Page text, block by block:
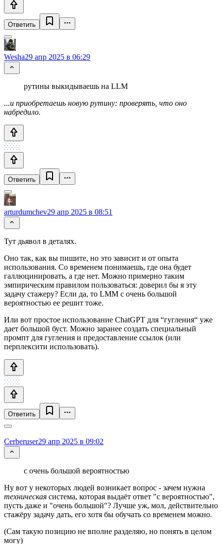
Ответить
Wesha29 апр 2025 в 06:29
рутины выкидываешь на LLM
...и приобретаешь новую рутину: проверять, что оно
набредило.
Ответить
arturdumchev29 апр 2025 в 08:51
Тут дьявол в деталях.
Оно так, как вы пишите, но это зависит и от опыта
использования. Со временем понимаешь, где она будет
галлюцинировать, а где нет. Можно примерно таким
эмпирическим правилом пользоваться: доверил бы я эту
задачу стажеру? Если да, то LMM с очень большой
вероятностью ее решит тоже.
Или вот простое использование ChatGPT для “гугления“ уже
дает большой буст. Можно заранее создать специальный
промпт для гугления и предоставление ссылок (или
перплексити использовать).
Ответить
Cerberuser29 апр 2025 в 09:02
с очень большой вероятностью
Ну вот у некоторых людей возникает вопрос - зачем нужна
техническая система, которая выдаёт ответ "с вероятностью",
пусть даже и "очень большой"? Лучше уж, мол, действительно
стажёру задачу дать, его хотя бы обучать со временем можно.
(Сам такую позицию не вполне разделяю, но понять в целом
могу)